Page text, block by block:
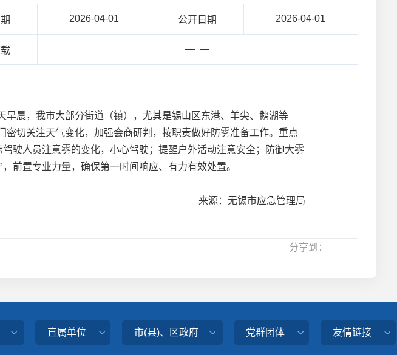
2026-04-01 公开日期 2026-04-01
— —
晨，我市大部分街道（镇），尤其是锡山区东港、羊尖、鹅湖等
切关注天气变化，加强会商研判，按职责做好防雾准备工作。重点
驶人员注意雾的变化，小心驾驶；提醒户外活动注意安全；防御大雾
前置专业力量，确保第一时间响应、有力有效处置。
来源：无锡市应急管理局
分享到：
直属单位 市(县)、区政府 党群团体 友情链接